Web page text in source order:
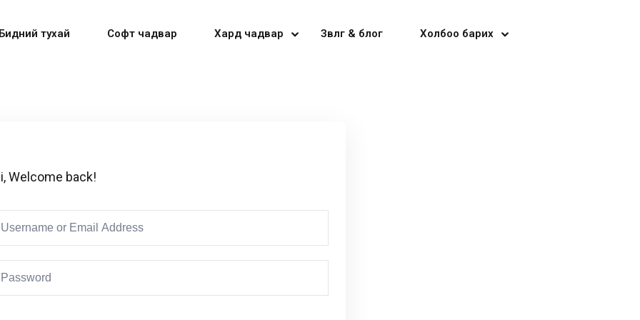
тухай Софт чадвар Хард чадвар Зөвлөгөө & блог Холбоо барих
Welcome back!
Don’t have an account?Sign up